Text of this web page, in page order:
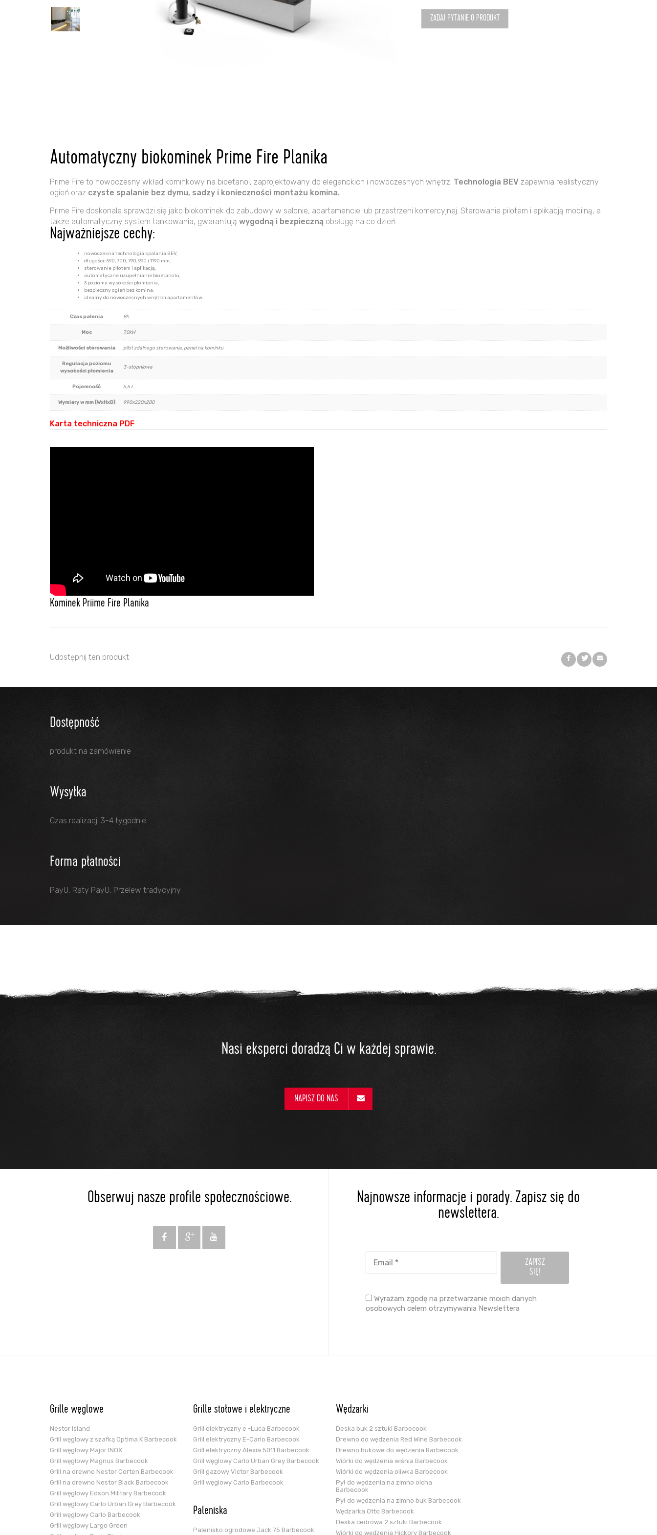
automatyczny
Planika
Prime
ZADAJ PYTANIE O PRODUKT
Automatyczny biokominek Prime Fire Planika
Prime Fire to nowoczesny wkład kominkowy na bioetanol, zaprojektowany do eleganckich i nowoczesnych wnętrz. Technologia BEV zapewnia realistyczny
ogień oraz czyste spalanie bez dymu, sadzy i konieczności montażu komina.
Prime Fire doskonale sprawdzi się jako biokominek do zabudowy w salonie, apartamencie lub przestrzeni komercyjnej. Sterowanie pilotem i aplikacją mobilną, a
także automatyczny system tankowania, gwarantują wygodną i bezpieczną obsługę na co dzień.
Najważniejsze cechy:
nowoczesna technologia spalania BEV,
długości: 590, 700, 790, 990 i 1190 mm,
sterowanie pilotem i aplikacją,
automatyczne uzupełnianie bioetanolu,
3 poziomy wysokości płomienia,
bezpieczny ogień bez komina,
idealny do nowoczesnych wnętrz i apartamentów.
Czas palenia 8h
Moc 7,0kW
Możliwości sterowania pilot zdalnego sterowania, panel na kominku
Regulacja poziomu
wysokości płomienia
3-stopniowa
Pojemność 5,5 L
Wymiary w mm [WxHxD] 990x220x280
Karta techniczna PDF
Kominek Priime Fire Planika
Udostępnij ten produkt
Dostępność
produkt na zamówienie
Wysyłka
Czas realizacji 3-4 tygodnie
Forma płatności
PayU, Raty PayU, Przelew tradycyjny
Nasi eksperci doradzą Ci w każdej sprawie.
NAPISZ DO NAS
Obserwuj nasze profile społecznościowe.
Najnowsze informacje i porady. Zapisz się do
newslettera.
Wyrażam zgodę na przetwarzanie moich danych
osobowych celem otrzymywania Newslettera
Grille węglowe
Nestor Island
Grill węglowy z szafką Optima K Barbecook
Grill węglowy Major INOX
Grill węglowy Magnus Barbecook
Grill na drewno Nestor Corten Barbecook
Grill na drewno Nestor Black Barbecook
Grill węglowy Edson Military Barbecook
Grill węglowy Carlo Urban Grey Barbecook
Grill węglowy Carlo Barbecook
Grill węglowy Largo Green
Grille stołowe i elektryczne
Grill elektryczny e -Luca Barbecook
Grill elektryczny E-Carlo Barbecook
Grill elektryczny Alexia 5011 Barbecook
Grill węglowy Carlo Urban Grey Barbecook
Grill gazowy Victor Barbecook
Grill węglowy Carlo Barbecook
Paleniska
Palenisko ogrodowe Jack 75 Barbecook
Wędzarki
Deska buk 2 sztuki Barbecook
Drewno do wędzenia Red Wine Barbecook
Drewno bukowe do wędzenia Barbecook
Wiórki do wędzenia wiśnia Barbecook
Wiórki do wędzenia oliwka Barbecook
Pył do wędzenia na zimno olcha
Barbecook
Pył do wędzenia na zimno buk Barbecook
Wędzarka Otto Barbecook
Deska cedrowa 2 sztuki Barbecook
Wiórki do wędzenia Hickory Barbecook